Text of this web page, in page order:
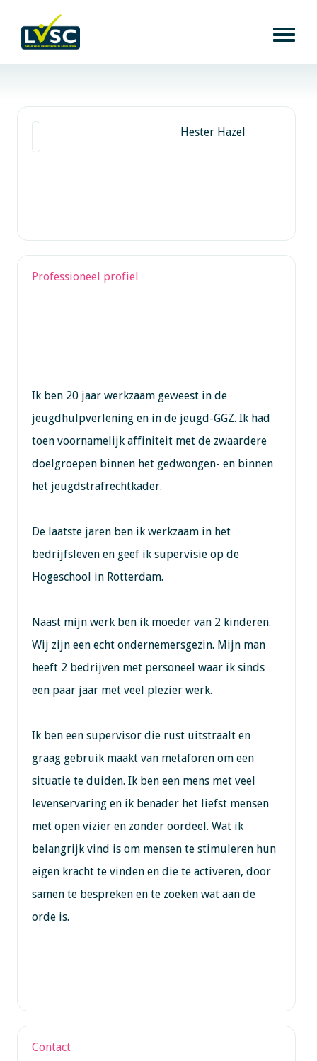
Hester Hazel
Professioneel profiel
Ik ben 20 jaar werkzaam geweest in de
jeugdhulpverlening en in de jeugd-GGZ. Ik had
toen voornamelijk affiniteit met de zwaardere
doelgroepen binnen het gedwongen- en binnen
het jeugdstrafrechtkader.
De laatste jaren ben ik werkzaam in het
bedrijfsleven en geef ik supervisie op de
Hogeschool in Rotterdam.
Naast mijn werk ben ik moeder van 2 kinderen.
Wij zijn een echt ondernemersgezin. Mijn man
heeft 2 bedrijven met personeel waar ik sinds
een paar jaar met veel plezier werk.
Ik ben een supervisor die rust uitstraalt en
graag gebruik maakt van metaforen om een
situatie te duiden. Ik ben een mens met veel
levenservaring en ik benader het liefst mensen
met open vizier en zonder oordeel. Wat ik
belangrijk vind is om mensen te stimuleren hun
eigen kracht te vinden en die te activeren, door
samen te bespreken en te zoeken wat aan de
orde is.
Contact